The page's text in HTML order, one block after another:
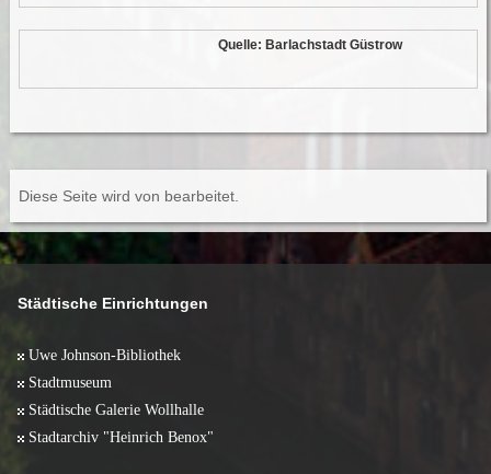
Quelle: Barlachstadt Güstrow
Diese Seite wird von bearbeitet.
Städtische Einrichtungen
Uwe Johnson-Bibliothek
Stadtmuseum
Städtische Galerie Wollhalle
Stadtarchiv "Heinrich Benox"